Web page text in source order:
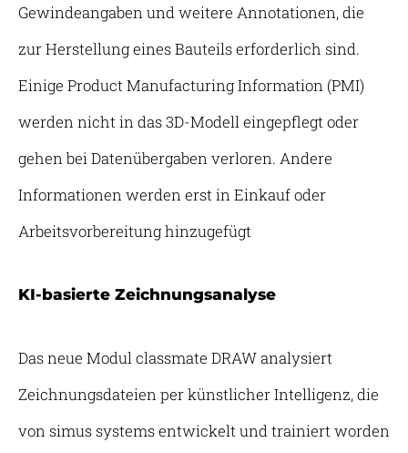
Gewindeangaben und weitere Annotationen, die
zur Herstellung eines Bauteils erforderlich sind.
Einige Product Manufacturing Information (PMI)
werden nicht in das 3D-Modell eingepflegt oder
gehen bei Datenübergaben verloren. Andere
Informationen werden erst in Einkauf oder
Arbeitsvorbereitung hinzugefügt
KI-basierte Zeichnungsanalyse
Das neue Modul classmate DRAW analysiert
Zeichnungsdateien per künstlicher Intelligenz, die
von simus systems entwickelt und trainiert worden